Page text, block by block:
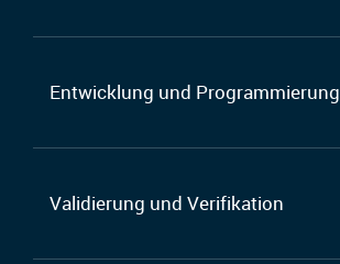
Entwicklung und Programmierung
Validierung und Verifikation